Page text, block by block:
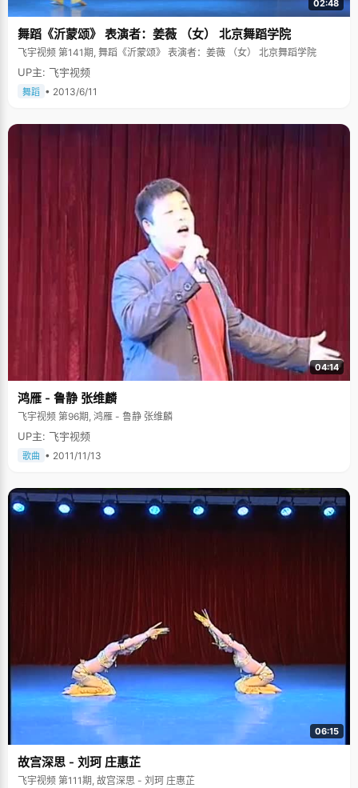
02:48
舞蹈《沂蒙颂》 表演者：姜薇 （女） 北京舞蹈学院
飞宇视频 第141期, 舞蹈《沂蒙颂》 表演者：姜薇 （女） 北京舞蹈学院
UP主: 飞宇视频
舞蹈 • 2013/6/11
04:14
鸿雁 - 鲁静 张维麟
飞宇视频 第96期, 鸿雁 - 鲁静 张维麟
UP主: 飞宇视频
歌曲 • 2011/11/13
06:15
故宫深思 - 刘珂 庄惠芷
飞宇视频 第111期, 故宫深思 - 刘珂 庄惠芷